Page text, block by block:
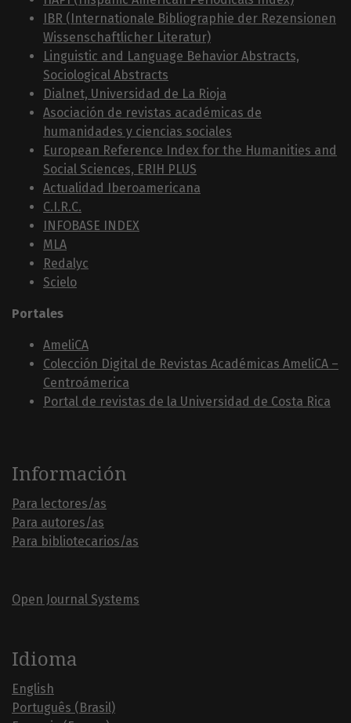
IBR (Internationale Bibliographie der Rezensionen
Wissenschaftlicher Literatur)
Linguistic and Language Behavior Abstracts,
Sociological Abstracts
Dialnet, Universidad de La Rioja
Asociación de revistas académicas de
humanidades y ciencias sociales
European Reference Index for the Humanities and
Social Sciences, ERIH PLUS
Actualidad Iberoamericana
C.I.R.C.
INFOBASE INDEX
MLA
Redalyc
Scielo
Portales
AmeliCA
Colección Digital de Revistas Académicas AmeliCA –
Centroámerica
Portal de revistas de la Universidad de Costa Rica
Información
Para lectores/as
Para autores/as
Para bibliotecarios/as
Open Journal Systems
Idioma
English
Português (Brasil)